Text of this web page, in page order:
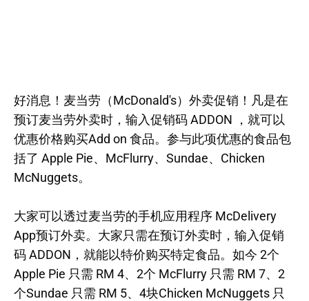
好消息！麦当劳（McDonald's）外卖促销！凡是在
预订麦当劳外卖时，输入促销码 ADDON ，就可以
优惠价格购买Add on 食品。参与此项优惠的食品包
括了 Apple Pie、McFlurry、Sundae、Chicken
McNuggets。
大家可以透过麦当劳的手机应用程序 McDelivery
App预订外卖。大家只需在预订外卖时，输入促销
码 ADDON，就能以特价购买特定食品。如今 2个
Apple Pie 只需 RM 4、2个 McFlurry 只需 RM 7、2
个Sundae 只需 RM 5、4块Chicken McNuggets 只